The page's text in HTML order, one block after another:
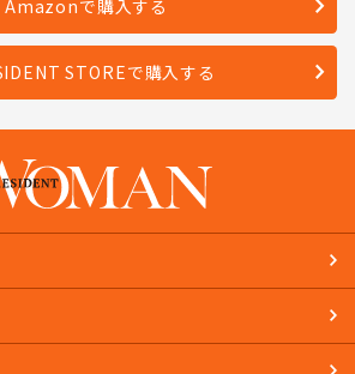
Amazonで購入する
STOREで購入する